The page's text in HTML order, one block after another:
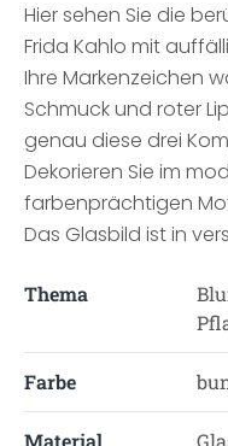
Hier sehen Sie die
Frida Kahlo mit
Ihre Markenzeichen
Schmuck und roter
genau diese drei
Dekorieren Sie im
farbenprächtigen
Das Glasbild ist in
Thema
Farbe
Material